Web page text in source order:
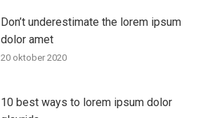
Don’t underestimate the lorem ipsum
dolor amet
20 oktober 2020
10 best ways to lorem ipsum dolor